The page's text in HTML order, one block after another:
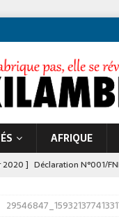
AFRIQUE
2020 ] Déclaration N°001/